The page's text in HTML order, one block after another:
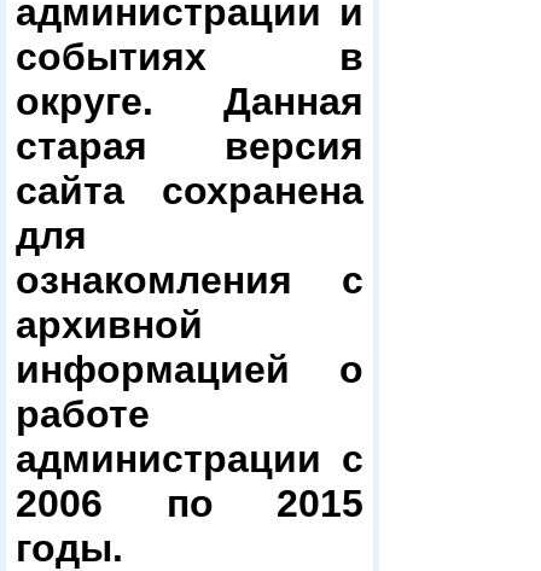
администрации и
событиях в
округе. Данная
старая версия
сайта сохранена
для
ознакомления с
архивной
информацией о
работе
администрации с
2006 по 2015
годы.